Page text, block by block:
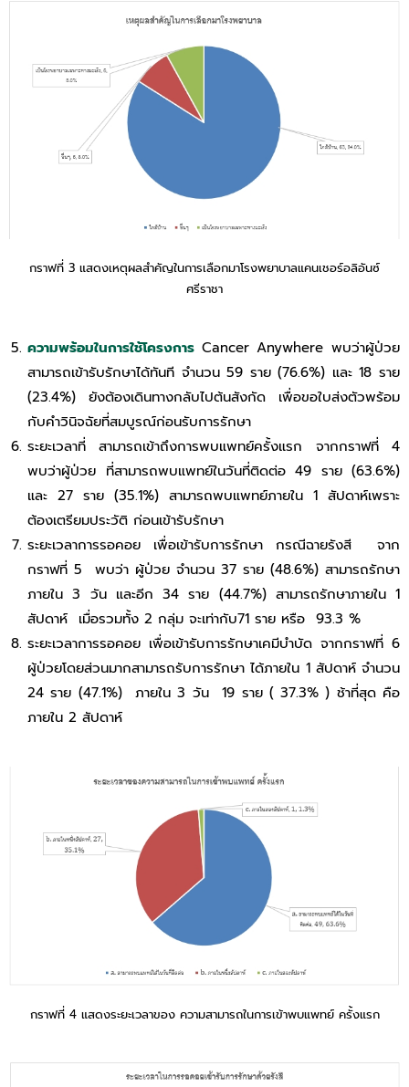
กราฟที่ 3 แสดงเหตุผลสำคัญในการเลือกมาโรงพยาบาลแคนเชอร์อลิอันซ์
ศรีราชา
ความพร้อมในการใช้โครงการ Cancer Anywhere พบว่าผู้ป่วย
สามารถเข้ารับรักษาได้ทันที จํานวน 59 ราย (76.6%) และ 18 ราย
(23.4%) ยังต้องเดินทางกลับไปต้นสังกัด เพื่อขอใบส่งตัวพร้อม
กับคำวินิจฉัยที่สมบูรณ์ก่อนรับการรักษา
ระยะเวลาที่ สามารถเข้าถึงการพบแพทย์ครั้งแรก จากกราฟที่ 4
พบว่าผู้ป่วย ที่สามารถพบแพทย์ในวันที่ติดต่อ 49 ราย (63.6%)
และ 27 ราย (35.1%) สามารถพบแพทย์ภายใน 1 สัปดาห์เพราะ
ต้องเตรียมประวัติ ก่อนเข้ารับรักษา
ระยะเวลาการรอคอย เพื่อเข้ารับการรักษา กรณีฉายรังสี จาก
กราฟที่ 5 พบว่า ผู้ป่วย จํานวน 37 ราย (48.6%) สามารถรักษา
ภายใน 3 วัน และอีก 34 ราย (44.7%) สามารถรักษาภายใน 1
สัปดาห์ เมื่อรวมทั้ง 2 กลุ่ม จะเท่ากับ71 ราย หรือ 93.3 %
ระยะเวลาการรอคอย เพื่อเข้ารับการรักษาเคมีบําบัด จากกราฟที่ 6
ผู้ป่วยโดยส่วนมากสามารถรับการรักษา ได้ภายใน 1 สัปดาห์ จํานวน
24 ราย (47.1%) ภายใน 3 วัน 19 ราย ( 37.3% ) ช้าที่สุด คือ
ภายใน 2 สัปดาห์
กราฟที่ 4 แสดงระยะเวลาของ ความสามารถในการเข้าพบแพทย์ ครั้งแรก